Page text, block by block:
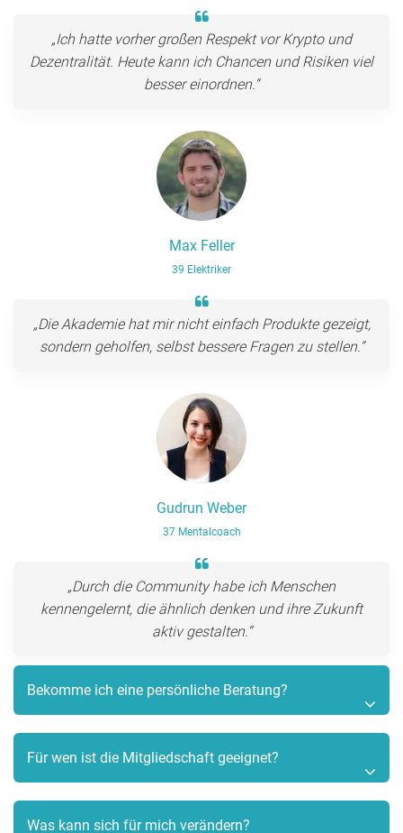
„Ich hatte vorher großen Respekt vor Krypto und
Dezentralität. Heute kann ich Chancen und Risiken viel
besser einordnen.“
Max Feller
39 Elektriker
„Die Akademie hat mir nicht einfach Produkte gezeigt,
sondern geholfen, selbst bessere Fragen zu stellen.“
Gudrun Weber
37 Mentalcoach
„Durch die Community habe ich Menschen
kennengelernt, die ähnlich denken und ihre Zukunft
aktiv gestalten.“
Bekomme ich eine persönliche Beratung?
Für wen ist die Mitgliedschaft geeignet?
Was kann sich für mich verändern?